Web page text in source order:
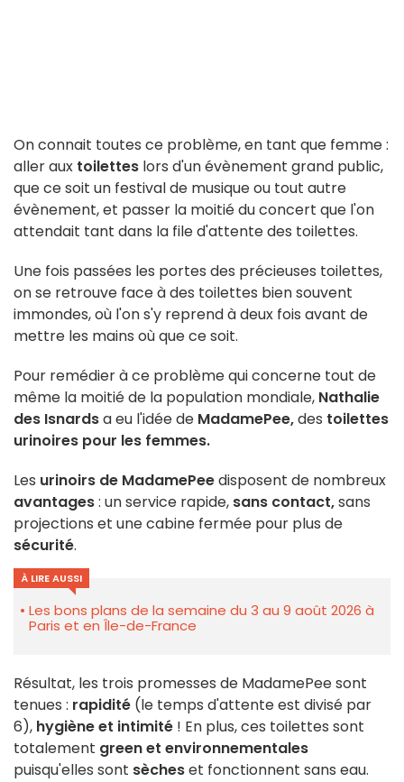
On connait toutes ce problème, en tant que femme :
aller aux toilettes lors d'un évènement grand public,
que ce soit un festival de musique ou tout autre
évènement, et passer la moitié du concert que l'on
attendait tant dans la file d'attente des toilettes.
Une fois passées les portes des précieuses toilettes,
on se retrouve face à des toilettes bien souvent
immondes, où l'on s'y reprend à deux fois avant de
mettre les mains où que ce soit.
Pour remédier à ce problème qui concerne tout de
même la moitié de la population mondiale, Nathalie
des Isnardsa eu l'idée de MadamePee,des toilettes
urinoires pour les femmes.
Les urinoirs de MadamePeedisposent de nombreux
avantages: un service rapide, sans contact,sans
projections et une cabine fermée pour plus de
sécurité.
À LIRE AUSSI
Les bons plans de la semaine du 3 au 9 août 2026 à
Paris et en Île-de-France
Résultat, les trois promesses de MadamePee sont
tenues : rapidité (le temps d'attente est divisé par
6), hygiène et intimité ! En plus, ces toilettes sont
totalement green et environnementales
puisqu'elles sont sècheset fonctionnent sans eau.